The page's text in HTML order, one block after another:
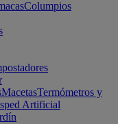
Columpios
MacetasTermómetros y
Artificial